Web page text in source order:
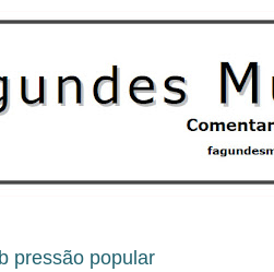
pressão popular